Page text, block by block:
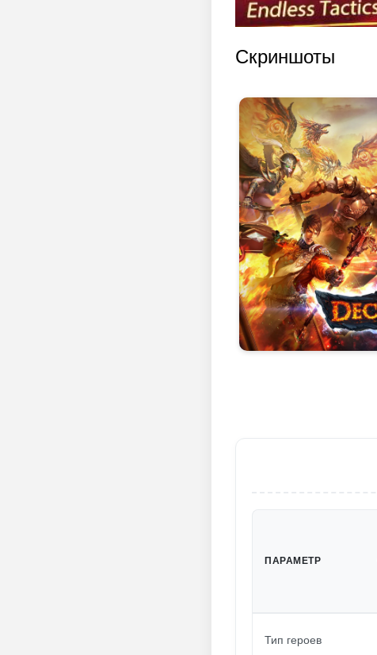
Скриншоты
ПАРАМЕТР
Тип героев